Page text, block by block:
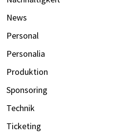
News
Personal
Personalia
Produktion
Sponsoring
Technik
Ticketing